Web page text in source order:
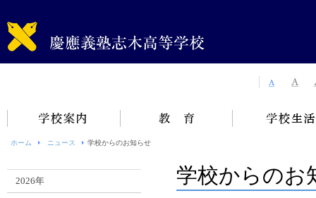
ホーム ニュース 学校からのお知らせ
学校からのお
2026年